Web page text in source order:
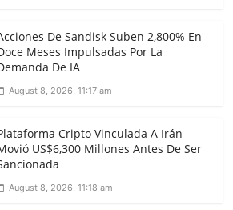
De Sandisk Suben 2,800% En
Meses Impulsadas Por La
De IA
August 8, 2026, 11:17 am
Cripto Vinculada A Irán
US$6,300 Millones Antes De Ser
August 8, 2026, 11:18 am